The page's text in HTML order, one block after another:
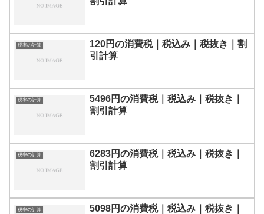
税率の計算
120円の消費税｜税込み｜税抜き｜割
引計算
税率の計算
5496円の消費税｜税込み｜税抜き｜
割引計算
税率の計算
6283円の消費税｜税込み｜税抜き｜
割引計算
税率の計算
5098円の消費税｜税込み｜税抜き｜